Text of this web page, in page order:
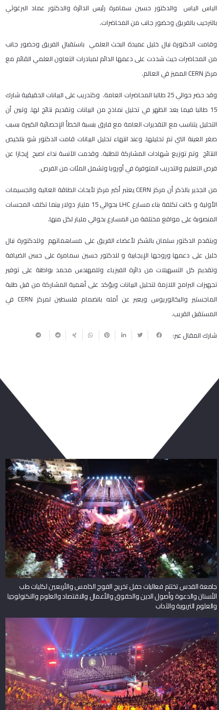
الياس الياس والدكتور حسين سمامرة رئيس الدائرة والدكتور عماد البرغوثي
بالترحيب بالفريق وحضور جانب من المحاضرات.
وقامت الدكتورة نبال خليل عميدة البحث العلمي باستقبال الفريق وحضور جانب
من المحاضرات حيث شددت على دعمها الدائم لمبادرات التعاون العلمي القائم مع
مركز CERN المميز في العالم.
وقد حضر حوالي 25 طالبا المحاضرات العامة. وكتدريب على البيانات الحقيقية شارك
15 طالبا فيما بعد الظهر في تحليل نماذج من البيانات وتقديم نتائج لها. وتبين أن
التحليل يتناسب مع التقديرات العامة مع فارق بنسبة الخطأ الإحصائية الكبيرة بسبب
صغر العينة التي تم تحليلها. وعند انتهاء تحليل البيانات قامت الدكتور شو بتلخيص
النتائج وتم توزيع شهادات المشاركة للطلبة. وقدمت الآنسة نداء اصبح إيجازا عن
فرص التعليم والتدريب المتوفرة في أوروبا وتشمل المئات من الفرص.
من الجدير بالذكر أن مركز CERN يعتبر أكبر مركز لأبحاث الطاقة العالية والجسيمات
الأولية و كانت تكلفة بناء مسارع LHC بحوالي 15 مليار دولار بينما تكلف المجسات
المنصوبة على مواقع مختلفة من المسارع بحوالي مليار لكل منها.
ويتقدم الدكتور سلمان بالشكر لأعضاء الفريق على مساهماتهم وللدكتورة نبال
خليل على دعمها وروحها الإيجابية و للدكتور حسين سمامرة على حسن الضيافة
وتقديم كل التسهيلات من دائرة الفيزياء وللمهندس محمد بواطنة على توفير
تجهيزات البرامج اللازمة لتحليل البيانات ويؤكد على أهمية المشاركة من قبل طلبة
الماجستير والبكالوريوس ويعبر عن أمله بانضمام فلسطين لمركز CERN في
المستقبل القريب.
شارك المقال عبر:
جامعة القدس تختتم فعاليات حفل تخريج الفوج الخامس والأربعين لكليات طب
الأسنان والدعوة وأصول الدين والحقوق والأعمال والاقتصاد والعلوم والتكنولوجيا
والعلوم التربوية والآداب